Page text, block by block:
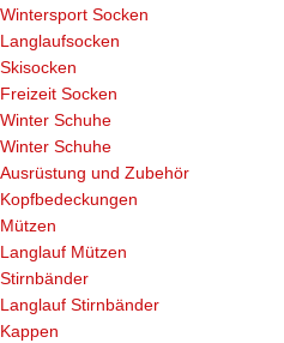
Wintersport Socken
Langlaufsocken
Skisocken
Freizeit Socken
Winter Schuhe
Winter Schuhe
Ausrüstung und Zubehör
Kopfbedeckungen
Mützen
Langlauf Mützen
Stirnbänder
Langlauf Stirnbänder
Kappen